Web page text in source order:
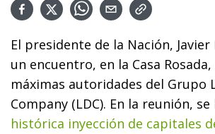
El presidente de la Nación,
un encuentro, en la Casa
máximas autoridades del Grupo
Company (LDC). En la reunión,
histórica inyección de capitales